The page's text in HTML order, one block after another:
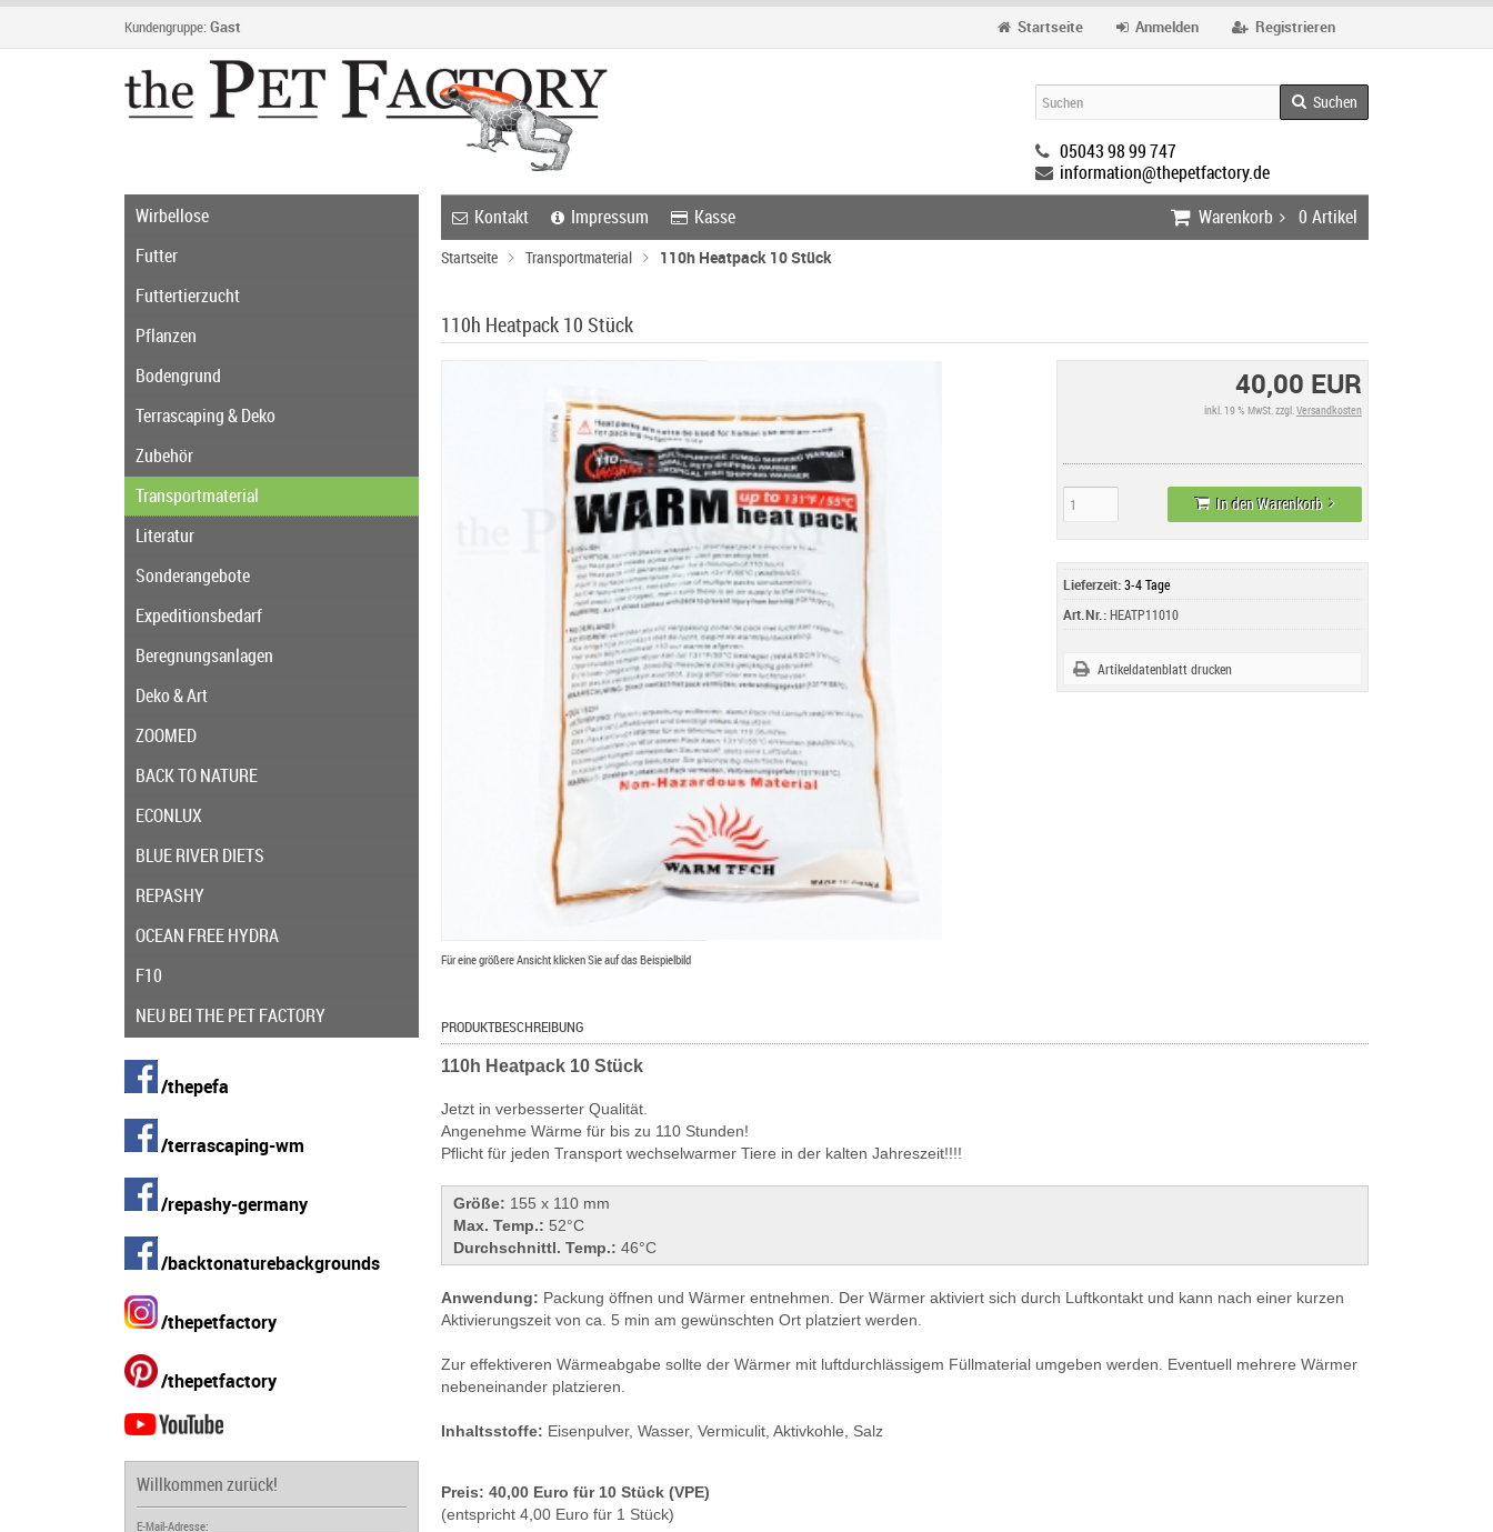
Kundengruppe: Gast Registrieren
Anmelden
Startseite
Suchen
05043 98 99 747
information@thepetfactory.de
Kontakt
Impressum Kasse Warenkorb 0 Artikel
Startseite Transportmaterial 110h Heatpack 10 Stück
110h Heatpack 10 Stück
Für eine größere Ansicht klicken Sie auf das Beispielbild
40,00 EUR
inkl. 19 % MwSt. zzgl.Versandkosten
In den Warenkorb
Lieferzeit:3-4 Tage
Art.Nr.:HEATP11010
Artikeldatenblatt drucken
PRODUKTBESCHREIBUNG
110h Heatpack 10 Stück
Jetzt in verbesserter Qualität.
Angenehme Wärme für bis zu 110 Stunden!
Pflicht für jeden Transport wechselwarmer Tiere in der kalten Jahreszeit!!!!
Größe: 155 x 110 mm
Max. Temp.: 52°C
Durchschnittl. Temp.: 46°C
Anwendung: Packung öffnen und Wärmer entnehmen. Der Wärmer aktiviert sich durch Luftkontakt und kann nach einer kurzen
Aktivierungszeit von ca. 5 min am gewünschten Ort platziert werden.
Zur effektiveren Wärmeabgabe sollte der Wärmer mit luftdurchlässigem Füllmaterial umgeben werden. Eventuell mehrere Wärmer
nebeneinander platzieren.
Inhaltsstoffe: Eisenpulver, Wasser, Vermiculit, Aktivkohle, Salz
Preis: 40,00 Euro für 10 Stück (VPE)
(entspricht 4,00 Euro für 1 Stück)
Wirbellose
Futter
Futtertierzucht
Pflanzen
Bodengrund
Terrascaping & Deko
Zubehör
Transportmaterial
Literatur
Sonderangebote
Expeditionsbedarf
Beregnungsanlagen
Deko & Art
ZOOMED
BACK TO NATURE
ECONLUX
BLUE RIVER DIETS
REPASHY
OCEAN FREE HYDRA
F10
NEU BEI THE PET FACTORY
/thepefa
/terrascaping-wm
/repashy-germany
/backtonaturebackgrounds
/thepetfactory
/thepetfactory
Willkommen zurück!
E-Mail-Adresse: